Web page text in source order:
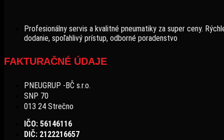
Profesionálny servis a kvalitné pneumatiky za super ceny.
dodanie, spoľahlivý prístup, odborné poradenstvo
FAKTURAČNÉ ÚDAJE
PNEUGRUP -BČ s.r.o.
SNP 70
013 24 Strečno
IČO: 56146116
DIČ: 2122216657